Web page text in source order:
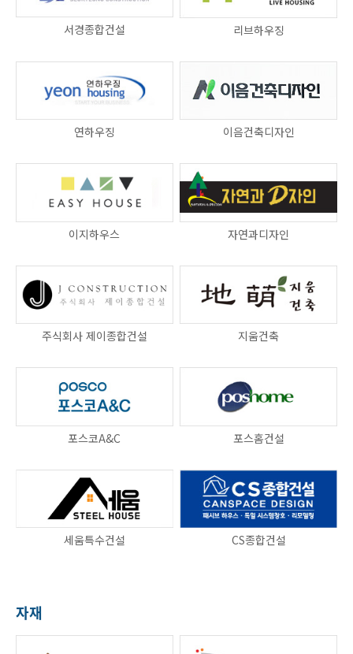
서경종합건설 리브하우징
연하우징 이음건축디자인
이지하우스 자연과디자인
주식회사 제이종합건설 지움건축
포스코A&C 포스홈건설
세움특수건설 CS종합건설
자재